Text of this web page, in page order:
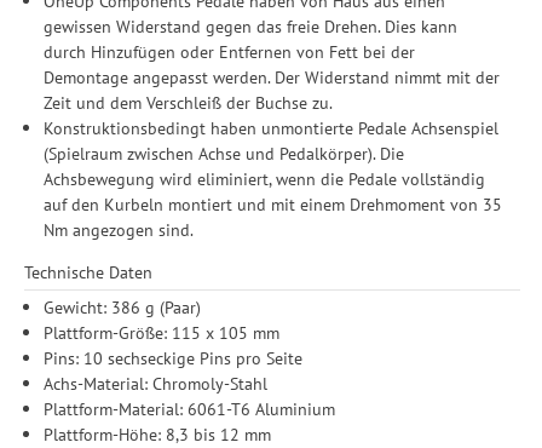
Informationen zu den einzelnen Funktionen, den Drittanbietern
und der Speicherdauer finden Sie unter Einstellungen. Diese
Einwilligung ist freiwillig, für die Nutzung unserer Website nicht
erforderlich und gilt, bis sie widerrufen wird. Sie können Ihre
Einwilligung unter Einstellungen lediglich für bestimmte
Drittanbieter erteilen und jederzeit für die Zukunft widerrufen.
gewissen Widerstand gegen das freie Drehen. Dies kann
durch Hinzufügen oder Entfernen von Fett bei der
Demontage angepasst werden. Der Widerstand nimmt mit der
Zeit und dem Verschleiß der Buchse zu.
Konstruktionsbedingt haben unmontierte Pedale Achsenspiel
(Spielraum zwischen Achse und Pedalkörper). Die
Achsbewegung wird eliminiert, wenn die Pedale vollständig
auf den Kurbeln montiert und mit einem Drehmoment von 35
Nm angezogen sind.
Technische Daten
Gewicht: 386 g (Paar)
Plattform-Größe: 115 x 105 mm
Pins: 10 sechseckige Pins pro Seite
Achs-Material: Chromoly-Stahl
Plattform-Material: 6061-T6 Aluminium
Plattform-Höhe: 8,3 bis 12 mm